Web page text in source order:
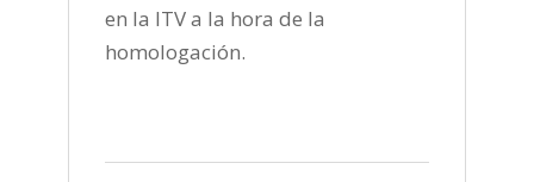
en la ITV a la hora de la
homologación.